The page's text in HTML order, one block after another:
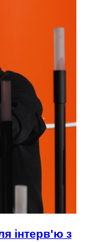
інтерв'ю з